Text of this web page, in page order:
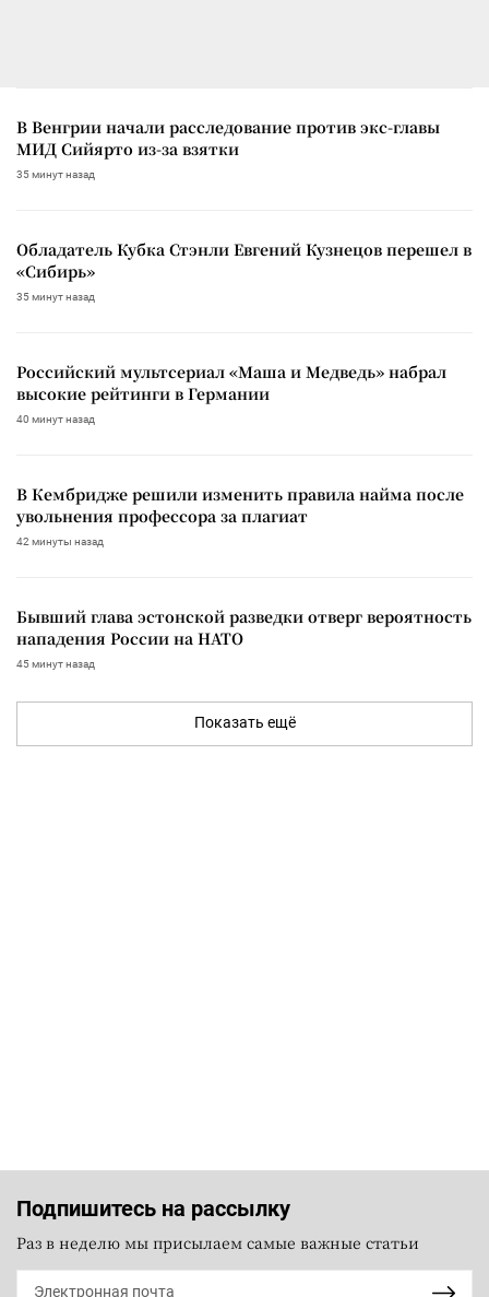
В Венгрии начали расследование против экс-главы
МИД Сийярто из-за взятки
35 минут назад
Обладатель Кубка Стэнли Евгений Кузнецов перешел в
«Сибирь»
35 минут назад
Российский мультсериал «Маша и Медведь» набрал
высокие рейтинги в Германии
40 минут назад
В Кембридже решили изменить правила найма после
увольнения профессора за плагиат
42 минуты назад
Бывший глава эстонской разведки отверг вероятность
нападения России на НАТО
45 минут назад
Показать ещё
Подпишитесь на рассылку
Раз в неделю мы присылаем самые важные статьи